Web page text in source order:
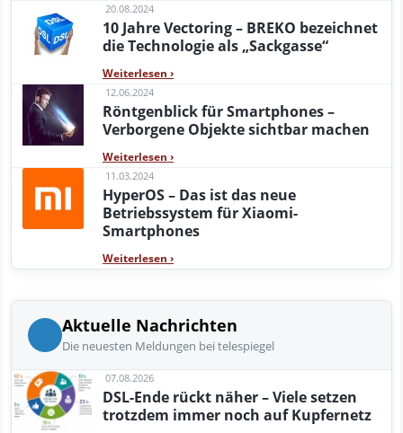
20.08.2024
10 Jahre Vectoring – BREKO bezeichnet
die Technologie als „Sackgasse“
Weiterlesen ›
12.06.2024
Röntgenblick für Smartphones –
Verborgene Objekte sichtbar machen
Weiterlesen ›
11.03.2024
HyperOS – Das ist das neue
Betriebssystem für Xiaomi-
Smartphones
Weiterlesen ›
Aktuelle Nachrichten
Die neuesten Meldungen bei telespiegel
07.08.2026
DSL-Ende rückt näher – Viele setzen
trotzdem immer noch auf Kupfernetz